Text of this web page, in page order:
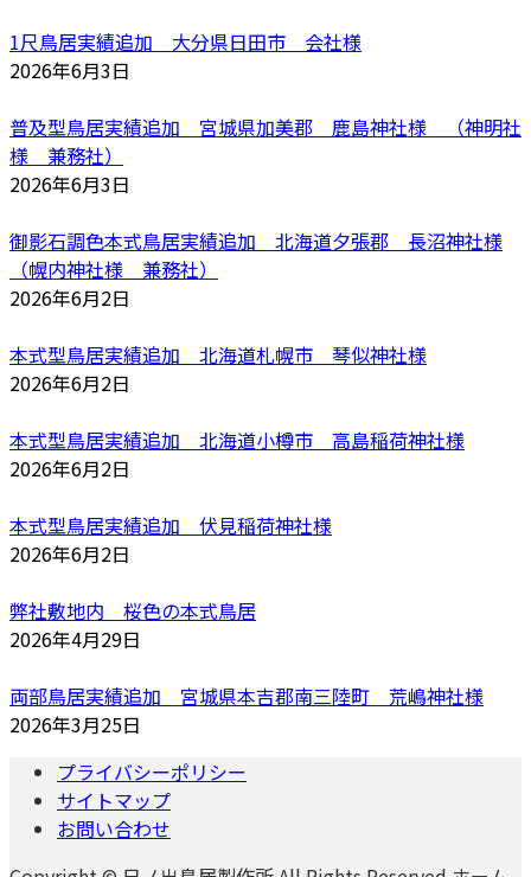
1尺鳥居実績追加 大分県日田市 会社様
2026年6月3日
普及型鳥居実績追加 宮城県加美郡 鹿島神社様 （神明社
様 兼務社）
2026年6月3日
御影石調色本式鳥居実績追加 北海道夕張郡 長沼神社様
（幌内神社様 兼務社）
2026年6月2日
本式型鳥居実績追加 北海道札幌市 琴似神社様
2026年6月2日
本式型鳥居実績追加 北海道小樽市 高島稲荷神社様
2026年6月2日
本式型鳥居実績追加 伏見稲荷神社様
2026年6月2日
弊社敷地内 桜色の本式鳥居
2026年4月29日
両部鳥居実績追加 宮城県本吉郡南三陸町 荒嶋神社様
2026年3月25日
プライバシーポリシー
サイトマップ
お問い合わせ